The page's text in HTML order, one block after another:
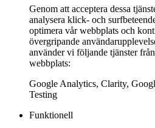
Genom att acceptera dessa
analysera klick- och
optimera vår webbplats och
övergripande
använder vi följande tjänster
webbplats:
Google Analytics, Clarity,
Testing
Funktionell